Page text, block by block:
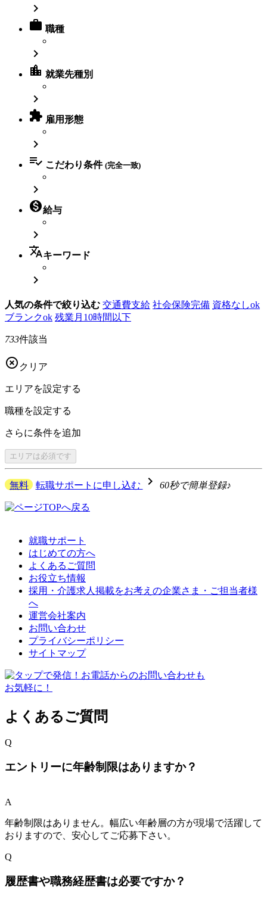

 職種

location_city 就業先種別

 雇用形態

 こだわり条件 (完全一致)

給与

translateキーワード

人気の条件で絞り込む 交通費支給 社会保険完備 資格なしok
ブランクok 残業月10時間以下
733件該当
 クリア
エリアを設定する
職種を設定する
さらに条件を追加
エリアは必須です
無料 転職サポートに申し込む navigate_next 60秒で簡単登録♪
就職サポート
はじめての方へ
よくあるご質問
お役立ち情報
採用・介護求人掲載をお考えの企業さま・ご担当者様
へ
運営会社案内
お問い合わせ
プライバシーポリシー
サイトマップ
よくあるご質問
Q
エントリーに年齢制限はありますか？
A
年齢制限はありません。幅広い年齢層の方が現場で活躍して
おりますので、安心してご応募下さい。
Q
履歴書や職務経歴書は必要ですか？